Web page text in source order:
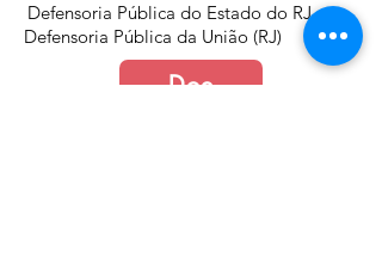
Defensoria Pública do Estado do RJ
Defensoria Pública da União (RJ)
Doe